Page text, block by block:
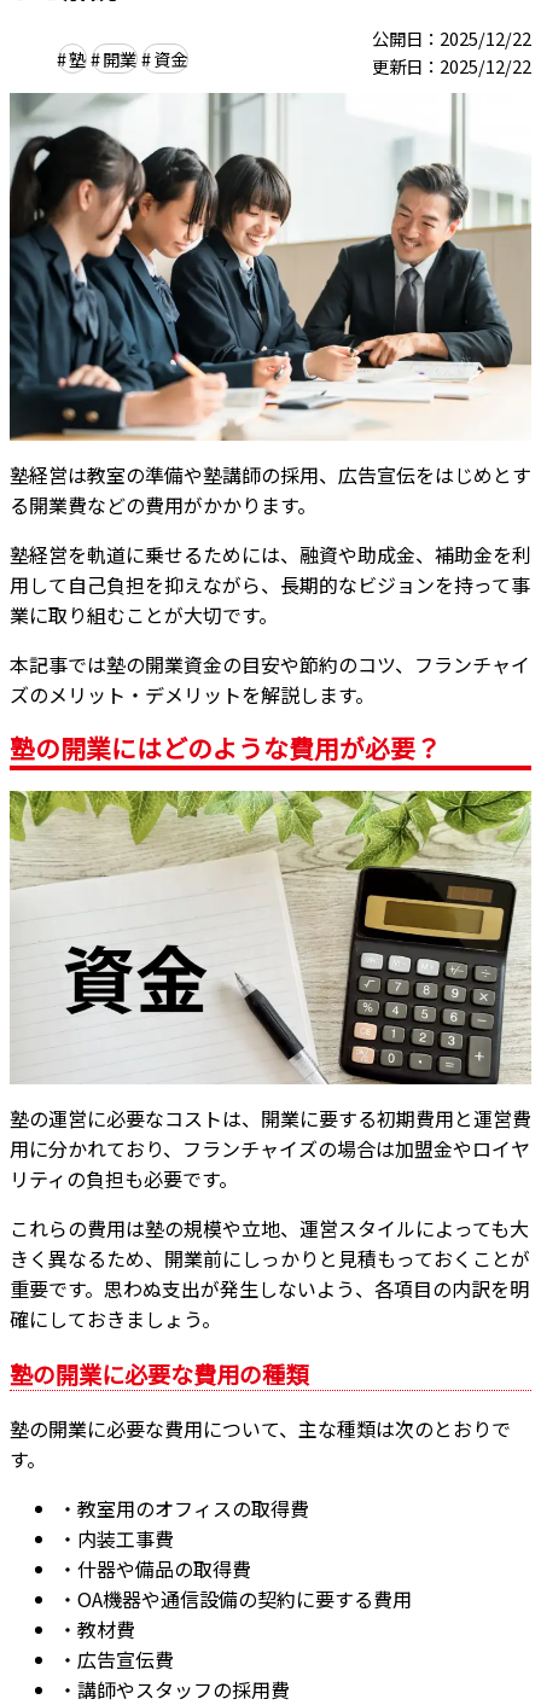
塾 開業 資金
公開日：2025/12/22
更新日：2025/12/22
塾経営は教室の準備や塾講師の採用、広告宣伝をはじめとす
る開業費などの費用がかかります。
塾経営を軌道に乗せるためには、融資や助成金、補助金を利
用して自己負担を抑えながら、長期的なビジョンを持って事
業に取り組むことが大切です。
本記事では塾の開業資金の目安や節約のコツ、フランチャイ
ズのメリット・デメリットを解説します。
塾の開業にはどのような費用が必要？
塾の運営に必要なコストは、開業に要する初期費用と運営費
用に分かれており、フランチャイズの場合は加盟金やロイヤ
リティの負担も必要です。
これらの費用は塾の規模や立地、運営スタイルによっても大
きく異なるため、開業前にしっかりと見積もっておくことが
重要です。思わぬ支出が発生しないよう、各項目の内訳を明
確にしておきましょう。
塾の開業に必要な費用の種類
塾の開業に必要な費用について、主な種類は次のとおりで
す。
・教室用のオフィスの取得費
・内装工事費
・什器や備品の取得費
・OA機器や通信設備の契約に要する費用
・教材費
・広告宣伝費
・講師やスタッフの採用費